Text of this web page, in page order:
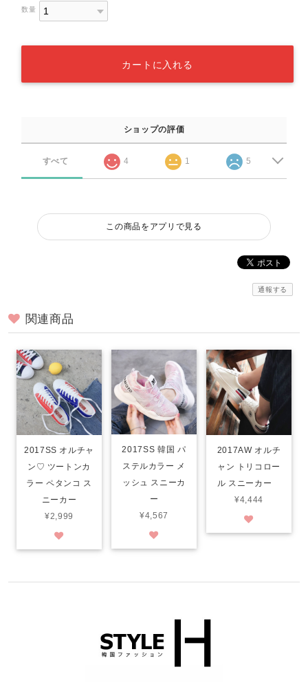
数量
カートに入れる
ショップの評価
すべて 4 1 5
この商品をアプリで見る
通報する
関連商品
2017SS オルチャ
ン♡ ツートンカ
ラー ペタンコ ス
ニーカー
¥2,999
2017SS 韓国 パ
ステルカラー メ
ッシュ スニーカ
ー
¥4,567
2017AW オルチ
ャン トリコロー
ル スニーカー
¥4,444